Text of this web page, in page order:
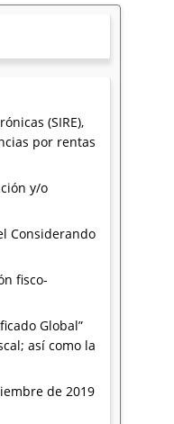
(SIRE),
por rentas
y/o
Considerando
fisco-
Global”
así como la
de 2019